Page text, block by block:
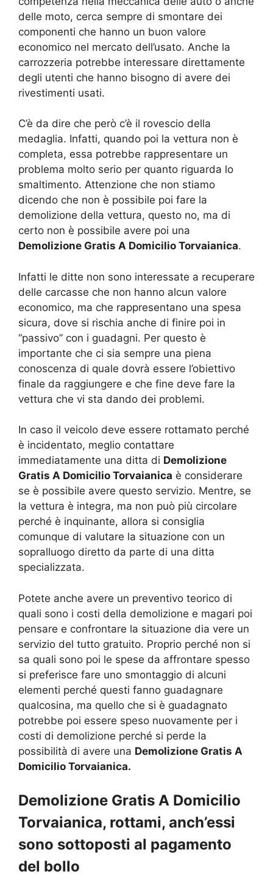
delle moto, cerca sempre di smontare dei
componenti che hanno un buon valore
economico nel mercato dell’usato. Anche la
carrozzeria potrebbe interessare direttamente
degli utenti che hanno bisogno di avere dei
rivestimenti usati.
C’è da dire che però c’è il rovescio della
medaglia. Infatti, quando poi la vettura non è
completa, essa potrebbe rappresentare un
problema molto serio per quanto riguarda lo
smaltimento. Attenzione che non stiamo
dicendo che non è possibile poi fare la
demolizione della vettura, questo no, ma di
certo non è possibile avere poi una
Demolizione Gratis A Domicilio Torvaianica.
Infatti le ditte non sono interessate a recuperare
delle carcasse che non hanno alcun valore
economico, ma che rappresentano una spesa
sicura, dove si rischia anche di finire poi in
“passivo” con i guadagni. Per questo è
importante che ci sia sempre una piena
conoscenza di quale dovrà essere l’obiettivo
finale da raggiungere e che fine deve fare la
vettura che vi sta dando dei problemi.
In caso il veicolo deve essere rottamato perché
è incidentato, meglio contattare
immediatamente una ditta di Demolizione
Gratis A Domicilio Torvaianica è considerare
se è possibile avere questo servizio. Mentre, se
la vettura è integra, ma non può più circolare
perché è inquinante, allora si consiglia
comunque di valutare la situazione con un
sopralluogo diretto da parte di una ditta
specializzata.
Potete anche avere un preventivo teorico di
quali sono i costi della demolizione e magari poi
pensare e confrontare la situazione dia vere un
servizio del tutto gratuito. Proprio perché non si
sa quali sono poi le spese da affrontare spesso
si preferisce fare uno smontaggio di alcuni
elementi perché questi fanno guadagnare
qualcosina, ma quello che si è guadagnato
potrebbe poi essere speso nuovamente per i
costi di demolizione perché si perde la
possibilità di avere una Demolizione Gratis A
Domicilio Torvaianica.
Demolizione Gratis A Domicilio
Torvaianica, rottami, anch’essi
sono sottoposti al pagamento
del bollo